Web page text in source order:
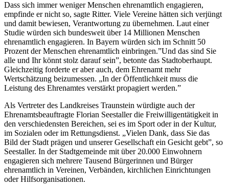
Dass sich immer weniger Menschen ehrenamtlich engagieren,
empfinde er nicht so, sagte Ritter. Viele Vereine hätten sich verjüngt
und damit bewiesen, Verantwortung zu übernehmen. Laut einer
Studie würden sich bundesweit über 14 Millionen Menschen
ehrenamtlich engagieren. In Bayern würden sich im Schnitt 50
Prozent der Menschen ehrenamtlich einbringen.”Und das sind Sie
alle und Ihr könnt stolz darauf sein”, betonte das Stadtoberhaupt.
Gleichzeitig forderte er aber auch, dem Ehrenamt mehr
Wertschätzung beizumessen. „In der Öffentlichkeit muss die
Leistung des Ehrenamtes verstärkt propagiert werden.”
Als Vertreter des Landkreises Traunstein würdigte auch der
Ehrenamtsbeauftragte Florian Seestaller die Freiwilligentätigkeit in
den verschiedensten Bereichen, sei es im Sport oder in der Kultur,
im Sozialen oder im Rettungsdienst. „Vielen Dank, dass Sie das
Bild der Stadt prägen und unserer Gesellschaft ein Gesicht gebt”, so
Seestaller. In der Stadtgemeinde mit über 20.000 Einwohnern
engagieren sich mehrere Tausend Bürgerinnen und Bürger
ehrenamtlich in Vereinen, Verbänden, kirchlichen Einrichtungen
oder Hilfsorganisationen.